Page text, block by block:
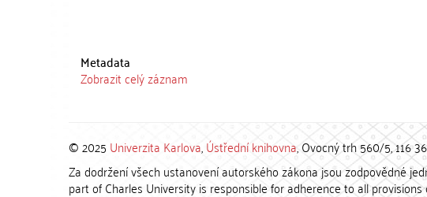
Metadata
Zobrazit celý záznam
© 2025 Univerzita Karlova,Ústřední knihovna, Ovocný trh 560/5, 116
Za dodržení všech ustanovení autorského zákona jsou zodpovědné
part of Charles University is responsible for adherence to all